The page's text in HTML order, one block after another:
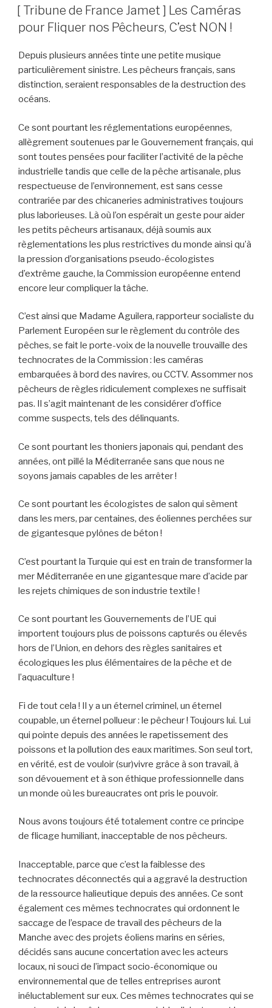
LE
[ Tribune de France Jamet ] Les Caméras
pour Fliquer nos Pêcheurs, C’est NON !
Depuis plusieurs années tinte une petite musique
particulièrement sinistre. Les pêcheurs français, sans
distinction, seraient responsables de la destruction des
océans.
Ce sont pourtant les réglementations européennes,
allègrement soutenues par le Gouvernement français, qui
sont toutes pensées pour faciliter l’activité de la pêche
industrielle tandis que celle de la pêche artisanale, plus
respectueuse de l’environnement, est sans cesse
contrariée par des chicaneries administratives toujours
plus laborieuses. Là où l’on espérait un geste pour aider
les petits pêcheurs artisanaux, déjà soumis aux
règlementations les plus restrictives du monde ainsi qu’à
la pression d’organisations pseudo-écologistes
d’extrême gauche, la Commission européenne entend
encore leur compliquer la tâche.
C’est ainsi que Madame Aguilera, rapporteur socialiste du
Parlement Européen sur le règlement du contrôle des
pêches, se fait le porte-voix de la nouvelle trouvaille des
technocrates de la Commission : les caméras
embarquées à bord des navires, ou CCTV. Assommer nos
pêcheurs de règles ridiculement complexes ne suffisait
pas. Il s’agit maintenant de les considérer d’office
comme suspects, tels des délinquants.
Ce sont pourtant les thoniers japonais qui, pendant des
années, ont pillé la Méditerranée sans que nous ne
soyons jamais capables de les arrêter !
Ce sont pourtant les écologistes de salon qui sèment
dans les mers, par centaines, des éoliennes perchées sur
de gigantesque pylônes de béton !
C’est pourtant la Turquie qui est en train de transformer la
mer Méditerranée en une gigantesque mare d’acide par
les rejets chimiques de son industrie textile !
Ce sont pourtant les Gouvernements de l’UE qui
importent toujours plus de poissons capturés ou élevés
hors de l’Union, en dehors des règles sanitaires et
écologiques les plus élémentaires de la pêche et de
l’aquaculture !
Fi de tout cela ! Il y a un éternel criminel, un éternel
coupable, un éternel pollueur : le pêcheur ! Toujours lui. Lui
qui pointe depuis des années le rapetissement des
poissons et la pollution des eaux maritimes. Son seul tort,
en vérité, est de vouloir (sur)vivre grâce à son travail, à
son dévouement et à son éthique professionnelle dans
un monde où les bureaucrates ont pris le pouvoir.
Nous avons toujours été totalement contre ce principe
de flicage humiliant, inacceptable de nos pêcheurs.
Inacceptable, parce que c’est la faiblesse des
technocrates déconnectés qui a aggravé la destruction
de la ressource halieutique depuis des années. Ce sont
également ces mêmes technocrates qui ordonnent le
saccage de l’espace de travail des pêcheurs de la
Manche avec des projets éoliens marins en séries,
décidés sans aucune concertation avec les acteurs
locaux, ni souci de l’impact socio-économique ou
environnemental que de telles entreprises auront
inéluctablement sur eux. Ces mêmes technocrates qui se